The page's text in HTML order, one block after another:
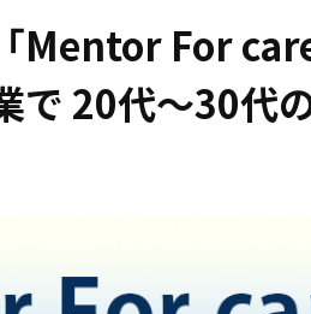
研修・
社外メ
Mentor For
で 20代〜30代